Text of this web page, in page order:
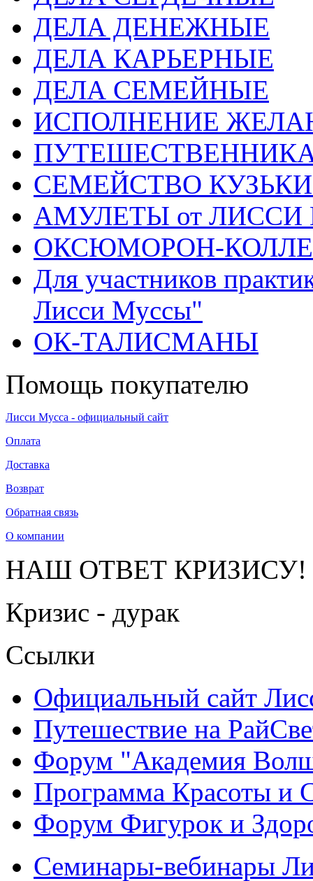
ДЕЛА ДЕНЕЖНЫЕ
ДЕЛА КАРЬЕРНЫЕ
ДЕЛА СЕМЕЙНЫЕ
ИСПОЛНЕНИЕ
СЕМЕЙСТВО
АМУЛЕТЫ от
ОКСЮМОРОН-
Для участников
Лисси Муссы"
ОК-ТАЛИСМАНЫ
Помощь покупателю
Лисси Мусса - официальный сайт
Оплата
Доставка
Возврат
Обратная связь
О компании
НАШ ОТВЕТ КРИЗИСУ!
Кризис - дурак
Ссылки
Официальный сайт
Путешествие на
Форум "Академия
Программа Красоты и
Форум Фигурок и
Семинары-вебинары